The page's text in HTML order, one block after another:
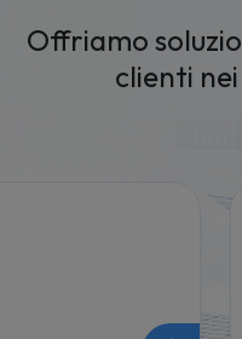
Offriamo
clienti